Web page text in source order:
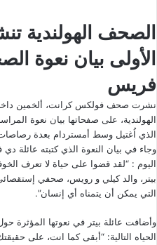
الصحف الهولندية
الأولى بيان نعوة
فريس
نشرت صحف فولكس كرانت، ألخمين
الهولندية، على صفحاتها بيان نعوة
الذي اُغتيل وسط أمستردام بعدة
وجاء في بيان النعوة الذي كتبته عائلة
اليوم : “لقد قضوا على حياة لا تعرف
بيتر، والد كيلي و رويس، صحفي
التي يمكن أن يتمناه أي إنسان”.
وأضافت عائلة بيتر في نعوتها المؤثرة
الحياه التالية: “أبقى كما انت، على